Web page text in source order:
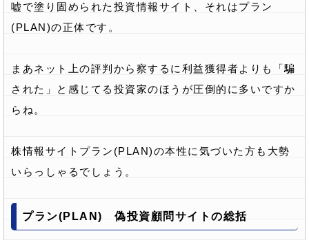
嘘で塗り固められた投資情報サイト、それはプラン
(PLAN)の正体です。
まあネット上の評判から察するに利益獲得者よりも「騙
された」と感じてる投資家のほうが圧倒的に多いですか
らね。
株情報サイトプラン(PLAN)の本性に気づいた方も大勢
いらっしゃるでしょう。
プラン(PLAN) 偽投資顧問サイトの総括